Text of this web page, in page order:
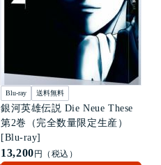
Blu-ray 送料無料
銀河英雄伝説 Die Neue These
第2巻（完全数量限定生産）
[Blu-ray]
13,200 円（税込）